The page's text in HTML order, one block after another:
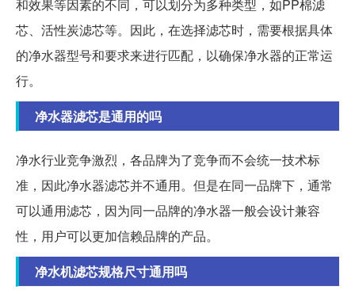
和效果等因素的不同，可以划分为多种类型，如PP棉滤
芯、活性炭滤芯等。因此，在选择滤芯时，需要根据具体
的净水器型号和要求来进行匹配，以确保净水器的正常运
行。
净水器滤芯是通用的吗
净水行业竞争激烈，各品牌为了竞争而不会统一技术标
准，因此净水器滤芯并不通用。但是在同一品牌下，通常
可以通用滤芯，因为同一品牌的净水器一般会设计兼容
性，用户可以更加信赖品牌的产品。
净水机滤芯规格尺寸通用吗